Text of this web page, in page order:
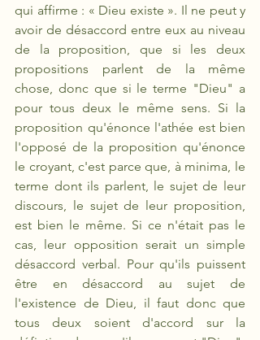
qui affirme : « Dieu existe ». Il ne peut y
avoir de désaccord entre eux au niveau
de la proposition, que si les deux
propositions parlent de la même
chose, donc que si le terme "Dieu" a
pour tous deux le même sens. Si la
proposition qu'énonce l'athée est bien
l'opposé de la proposition qu'énonce
le croyant, c'est parce que, à minima, le
terme dont ils parlent, le sujet de leur
discours, le sujet de leur proposition,
est bien le même. Si ce n'était pas le
cas, leur opposition serait un simple
désaccord verbal. Pour qu'ils puissent
être en désaccord au sujet de
l'existence de Dieu, il faut donc que
tous deux soient d'accord sur la